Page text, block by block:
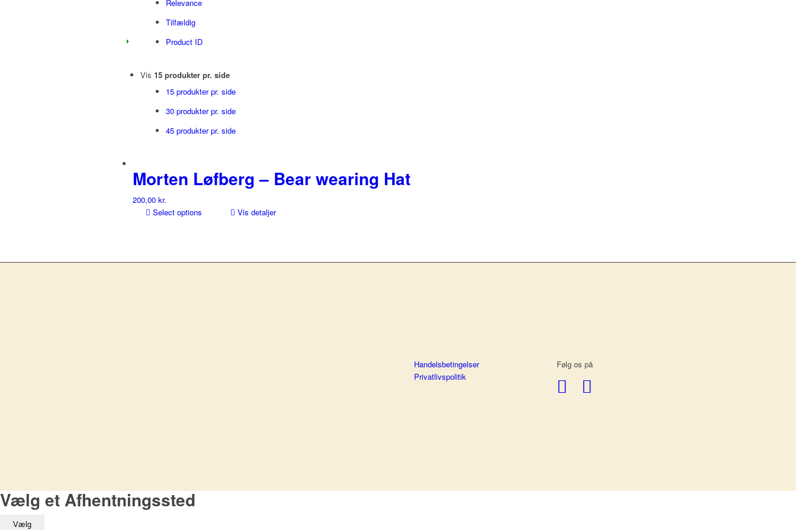
Relevance
Tilfældig
Product ID
Vis 15 produkter pr. side
15 produkter pr. side
30 produkter pr. side
45 produkter pr. side
Morten Løfberg – Bear wearing Hat
200,00 kr.
Select options
Vis detaljer
Handelsbetingelser
Privatlivspolitik
Følg os på
Vælg et Afhentningssted
Vælg